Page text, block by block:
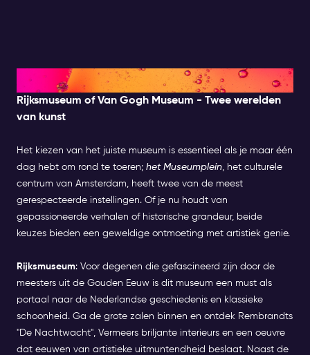
Middag: Musea & Cultuur
Rijksmuseum of Van Gogh Museum - Twee werelden
van kunst
Het kiezen van het juiste museum is essentieel als je maar één
dag hebt om rond te toeren; het Museumplein, het culturele
centrum van Amsterdam, heeft twee van de meest
gerespecteerde instellingen. Of je nu houdt van
gepassioneerde verhalen of historische grandeur, beide
keuzes bieden een geweldige ontmoeting met artistiek genie.
Rijksmuseum: Voor degenen die gefascineerd zijn door de
meesters uit de Gouden Eeuw is dit museum een must als
portaal naar de Nederlandse geschiedenis en klassieke
schoonheid. Ga de grote zalen binnen en ontdek Rembrandts
"De Nachtwacht", Vermeers briljante interieurs en een oeuvre
dat eeuwen van artistieke uitmuntendheid beslaat. Naast de